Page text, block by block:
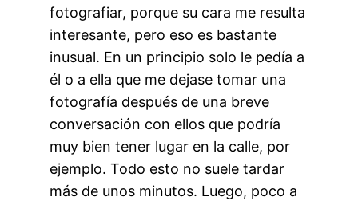
fotografiar, porque su cara me resulta
interesante, pero eso es bastante
inusual. En un principio solo le pedía a
él o a ella que me dejase tomar una
fotografía después de una breve
conversación con ellos que podría
muy bien tener lugar en la calle, por
ejemplo. Todo esto no suele tardar
más de unos minutos. Luego, poco a